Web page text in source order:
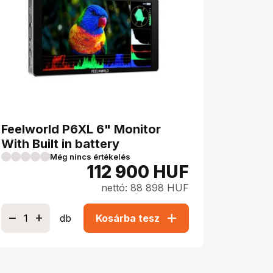
Feelworld P6XL 6" Monitor
With Built in battery
Még nincs értékelés
112 900 HUF
nettó: 88 898 HUF
db Kosárba tesz add